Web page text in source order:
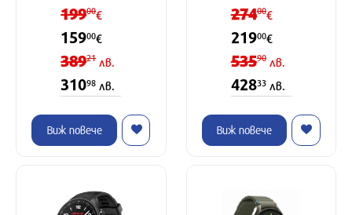
19900€
15900€
38921лв.
31098 лв.
Виж повече
27400€
21900€
53590лв.
42833лв.
Виж повече